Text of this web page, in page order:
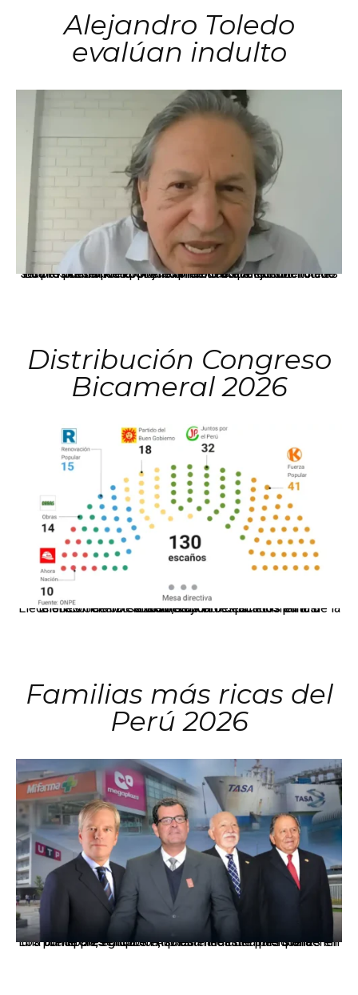
Alejandro Toledo
evalúan indulto
La presidenta Keiko Fujimori informó que la solicitud de indulto presentada por el expresidente Alejandro Toledo será evaluada por la Comisión de Gracias Presidenciales conforme al procedimiento establecido.
Distribución Congreso
Bicameral 2026
El JNE oficializó la distribución de escaños para la elección de 60 senadores y 130 diputados en las Elecciones Generales 2026, tras el restablecimiento de la Bicameralidad.
Familias más ricas del
Perú 2026
Los principales grupos empresariales del país mantienen una fuerte presencia en Áncash mediante inversiones en comercio, educación, salud e industria pesquera.